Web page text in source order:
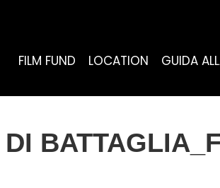
FILM FUND LOCATION GUIDA